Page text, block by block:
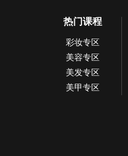
热门课程
彩妆专区
美容专区
美发专区
美甲专区